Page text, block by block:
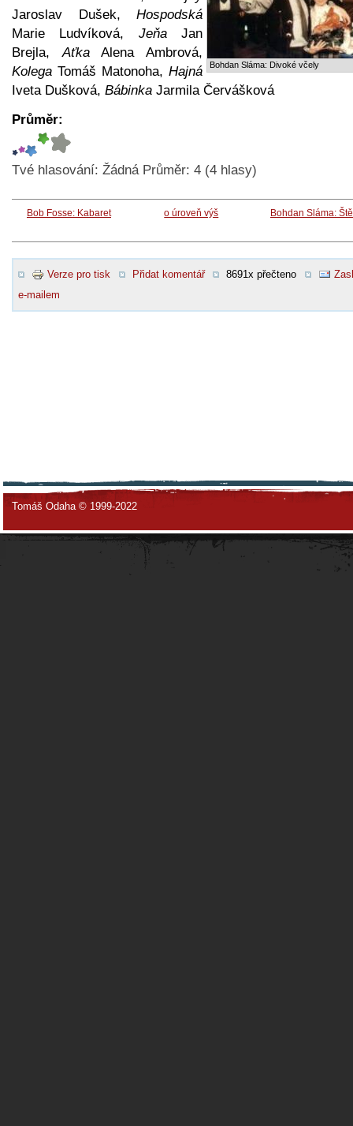
Bohdan Sláma: Divoké včely
Jaroslav Dušek, Hospodská
Marie Ludvíková, JeňaJan
Brejla, AťkaAlena Ambrová,
Kolega Tomáš Matonoha, Hajná
Iveta Dušková, Bábinka Jarmila Červášková
Průměr:
Tvé hlasování: Žádná Průměr: 4 (4 hlasy)
Bob Fosse: Kabaret o úroveň výš Bohdan Sláma:
Verze pro tisk Přidat komentář 8691x přečteno
e-mailem
Tomáš Odaha © 1999-2022